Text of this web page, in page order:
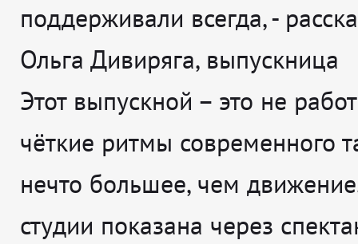
поддерживали всегда, -
Ольга Дивиряга, выпускница
Этот выпускной – это не
чёткие ритмы современного
нечто большее, чем
студии показана через